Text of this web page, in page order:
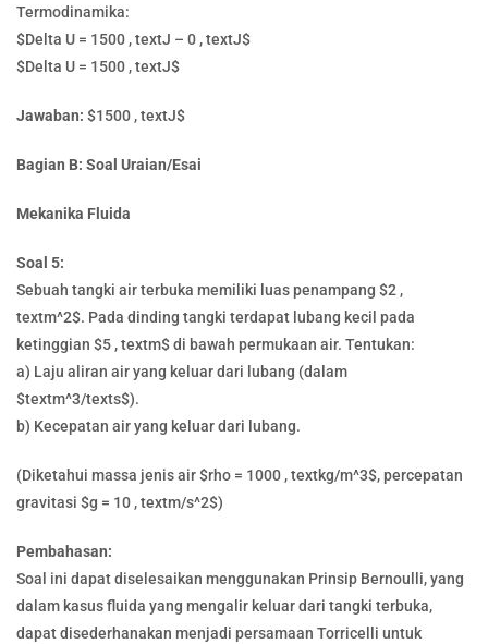
Termodinamika:
$Delta U = 1500 , textJ – 0 , textJ$
$Delta U = 1500 , textJ$
Jawaban: $1500 , textJ$
Bagian B: Soal Uraian/Esai
Mekanika Fluida
Soal 5:
Sebuah tangki air terbuka memiliki luas penampang $2 ,
textm^2$. Pada dinding tangki terdapat lubang kecil pada
ketinggian $5 , textm$ di bawah permukaan air. Tentukan:
a) Laju aliran air yang keluar dari lubang (dalam
$textm^3/texts$).
b) Kecepatan air yang keluar dari lubang.
(Diketahui massa jenis air $rho = 1000 , textkg/m^3$, percepatan
gravitasi $g = 10 , textm/s^2$)
Pembahasan:
Soal ini dapat diselesaikan menggunakan Prinsip Bernoulli, yang
dalam kasus fluida yang mengalir keluar dari tangki terbuka,
dapat disederhanakan menjadi persamaan Torricelli untuk